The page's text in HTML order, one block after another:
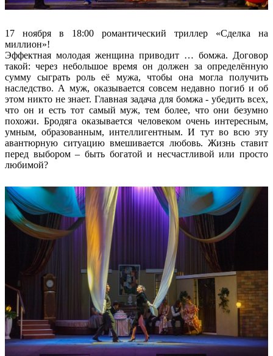
17 ноября в 18:00 романтический триллер «Сделка на
миллион»!
Эффектная молодая женщина приводит … бомжа. Договор
такой: через небольшое время он должен за определённую
сумму сыграть роль её мужа, чтобы она могла получить
наследство. А муж, оказывается совсем недавно погиб и об
этом никто не знает. Главная задача для бомжа - убедить всех,
что он и есть тот самый муж, тем более, что они безумно
похожи. Бродяга оказывается человеком очень интересным,
умным, образованным, интеллигентным. И тут во всю эту
авантюрную ситуацию вмешивается любовь. Жизнь ставит
перед выбором – быть богатой и несчастливой или просто
любимой?